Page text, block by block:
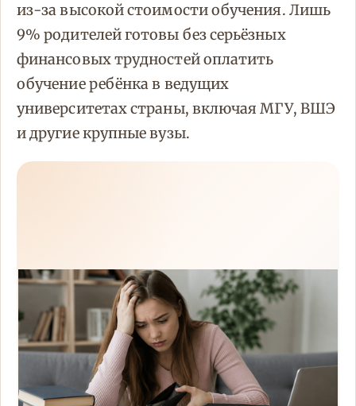
из-за высокой стоимости обучения. Лишь
9% родителей готовы без серьёзных
финансовых трудностей оплатить
обучение ребёнка в ведущих
университетах страны, включая МГУ, ВШЭ
и другие крупные вузы.